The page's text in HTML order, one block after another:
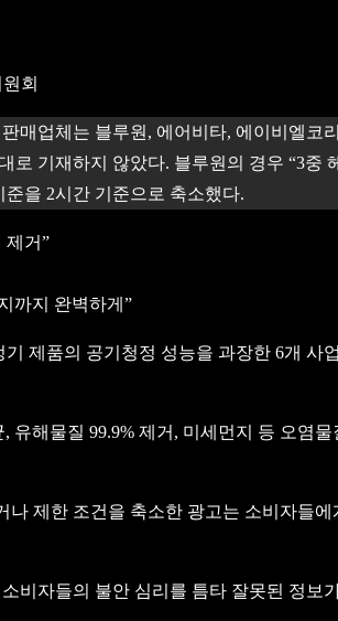
회
매업체는 블루원, 에어비타, 에이비엘
로 기재하지 않았다. 블루원의 경우 “3
준을 2시간 기준으로 축소했다.
제거”
까지 완벽하게”
제품의 공기청정 성능을 과장한 6개
유해물질 99.9% 제거, 미세먼지 등 오염
나 제한 조건을 축소한 광고는 소비자들
비자들의 불안 심리를 틈타 잘못된 정